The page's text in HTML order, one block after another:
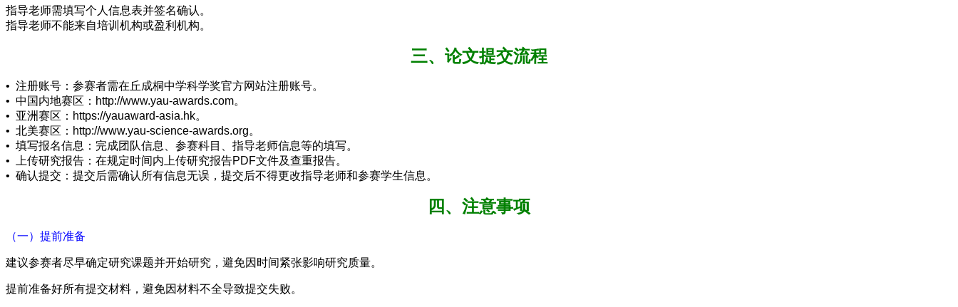
指导老师需填写个人信息表并签名确认。
指导老师不能来自培训机构或盈利机构。
三、论文提交流程
• 注册账号：参赛者需在丘成桐中学科学奖官方网站注册账号。
• 中国内地赛区：http://www.yau-awards.com。
• 亚洲赛区：https://yauaward-asia.hk。
• 北美赛区：http://www.yau-science-awards.org。
• 填写报名信息：完成团队信息、参赛科目、指导老师信息等的填写。
• 上传研究报告：在规定时间内上传研究报告PDF文件及查重报告。
• 确认提交：提交后需确认所有信息无误，提交后不得更改指导老师和参赛学生信息。
四、注意事项
（一）提前准备
建议参赛者尽早确定研究课题并开始研究，避免因时间紧张影响研究质量。
提前准备好所有提交材料，避免因材料不全导致提交失败。